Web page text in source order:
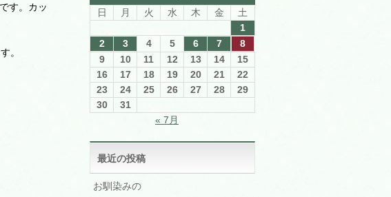
す。カッ
。
日
月 火 水 木 金
土
1
2
3 4 5 6 7
8
9
10 11 12 13 14
15
16
17 18 19 20 21
22
23
24 25 26 27 28
29
30
31
« 7月
最近の投稿
お馴染みの